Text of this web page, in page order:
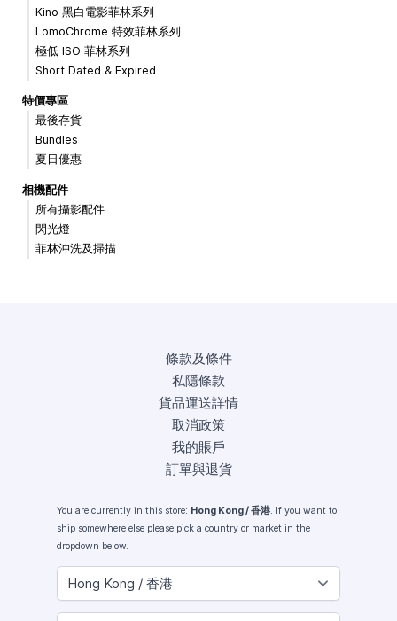
Kino 黑白電影菲林系列
LomoChrome 特效菲林系列
極低 ISO 菲林系列
Short Dated & Expired
特價專區
最後存貨
Bundles
夏日優惠
相機配件
所有攝影配件
閃光燈
菲林沖洗及掃描
條款及條件
私隱條款
貨品運送詳情
取消政策
我的賬戶
訂單與退貨
You are currently in this store: Hong Kong / 香港. If you want to
ship somewhere else please pick a country or market in the
dropdown below.